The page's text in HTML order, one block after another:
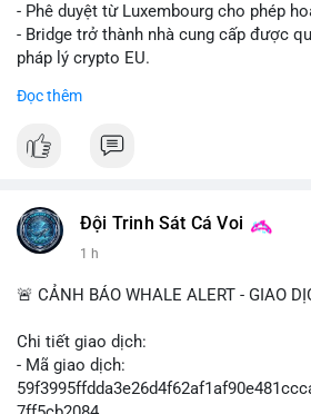
- Phê duyệt từ Luxembourg cho phép
- Bridge trở thành nhà cung cấp được
pháp lý crypto EU.
#luxembourg
#vlikevn #titanbot
📰 Nguồn: Cointelegraph
Đọc thêm
Đội Trinh Sát Cá Voi
1 h
🚨 CẢNH BÁO WHALE ALERT - GIAO
Chi tiết giao dịch:
- Mã giao dịch: